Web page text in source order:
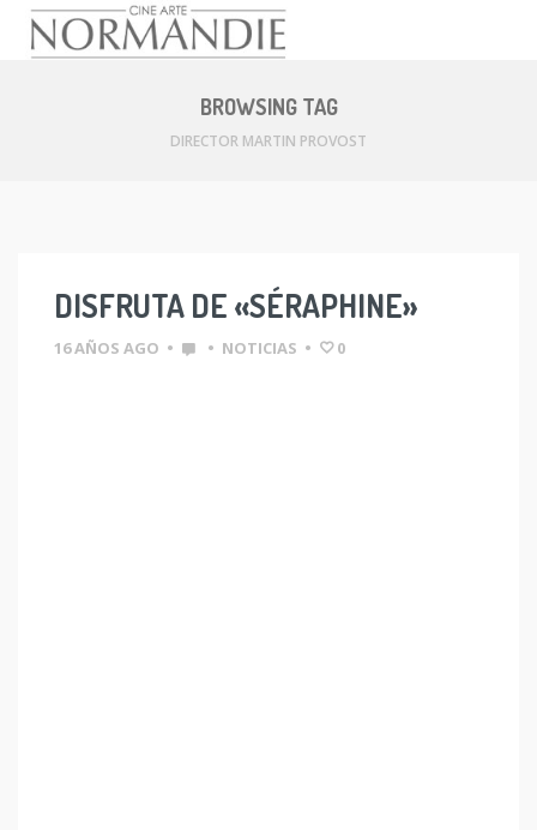
BROWSING TAG
DIRECTOR MARTIN PROVOST
DISFRUTA DE «SÉRAPHINE»
16 AÑOS AGO • • NOTICIAS • 0